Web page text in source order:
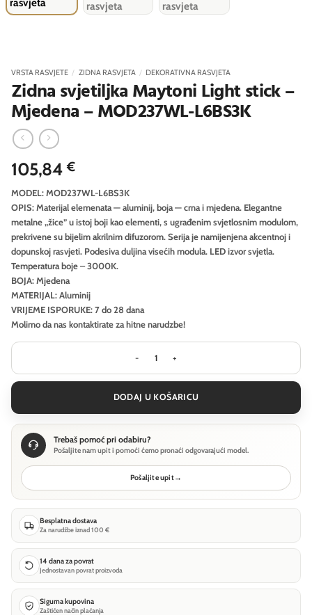
VRSTA RASVJETE / ZIDNA RASVJETA / DEKORATIVNA RASVJETA
Zidna svjetiljka Maytoni Light stick –
Mjedena – MOD237WL-L6BS3K
105,84€
MODEL: MOD237WL-L6BS3K
OPIS: Materijal elemenata — aluminij, boja — crna i mjedena. Elegantne
metalne „žice” u istoj boji kao elementi, s ugrađenim svjetlosnim modulom,
prekrivene su bijelim akrilnim difuzorom. Serija je namijenjena akcentnoj i
dopunskoj rasvjeti. Podesiva duljina visećih modula. LED izvor svjetla.
Temperatura boje – 3000K.
BOJA: Mjedena
MATERIJAL: Aluminij
VRIJEME ISPORUKE: 7 do 28 dana
Molimo da nas kontaktirate za hitne narudzbe!
Zidna svjetiljka Maytoni Light stick -
DODAJ U KOŠARICU
Trebaš pomoć pri odabiru?
Pošaljite nam upit i pomoći ćemo pronaći odgovarajući model.
Pošaljite upit→
Besplatna dostava
Za narudžbe iznad 100 €
14 dana za povrat
Jednostavan povrat proizvoda
Sigurna kupovina
Zaštićen način plaćanja